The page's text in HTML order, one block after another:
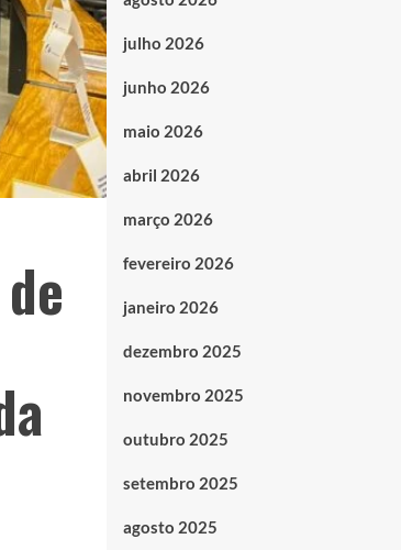
julho 2026
junho 2026
maio 2026
abril 2026
março 2026
fevereiro 2026
janeiro 2026
dezembro 2025
novembro 2025
outubro 2025
setembro 2025
agosto 2025